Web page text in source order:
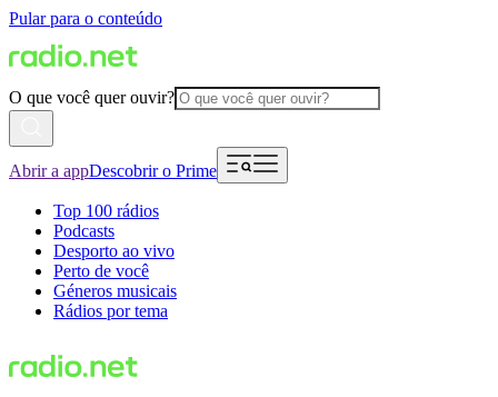
Pular para o conteúdo
O que você quer ouvir?
Abrir a appDescobrir o Prime
Top 100 rádios
Podcasts
Desporto ao vivo
Perto de você
Géneros musicais
Rádios por tema